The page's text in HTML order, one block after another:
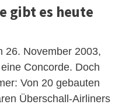
gibt es heute
26. November 2003,
Concorde. Doch
Von 20 gebauten
Überschall-Airliners